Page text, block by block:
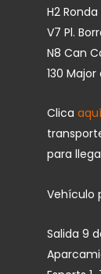
H2
V7 Pl.
N8 Can
130
Clica aquí
para
Vehículo
Salida 9